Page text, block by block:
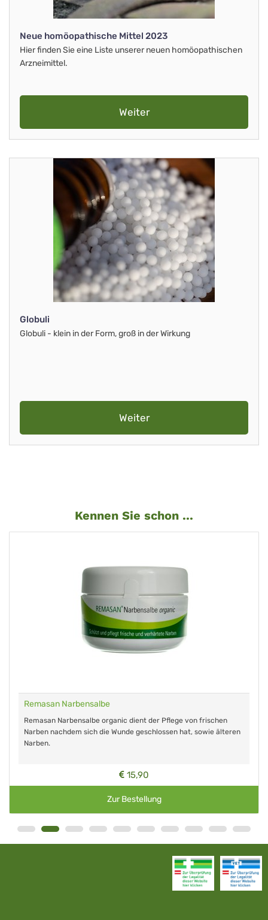
Neue homöopathische Mittel 2023
Hier finden Sie eine Liste unserer neuen homöopathischen
Arzneimittel.
Weiter
Globuli
Globuli - klein in der Form, groß in der Wirkung
Weiter
Kennen Sie schon ...
Remasan Narbensalbe
Remasan Narbensalbe organic dient der Pflege von frischen
Narben nachdem sich die Wunde geschlossen hat, sowie älteren
Narben.
15,90
Zur Bestellung